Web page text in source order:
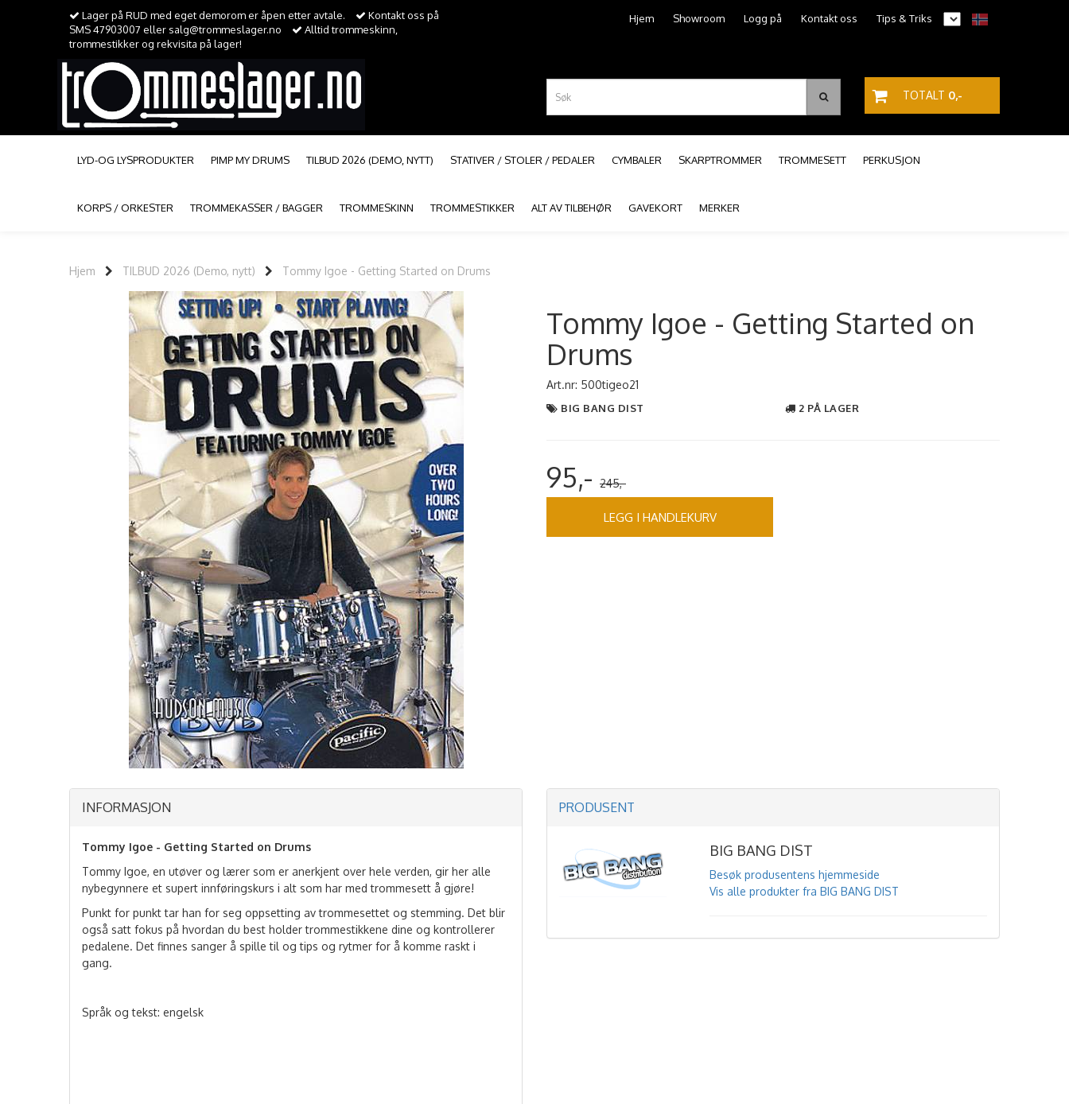
Lager på RUD med eget demorom er åpen etter avtale.
Kontakt oss på
SMS 47903007 eller salg@trommeslager.no
Alltid trommeskinn,
trommestikker og rekvisita på lager!
Hjem Showroom Logg på Kontakt oss Tips & Triks
TOTALT 0,-
LYD-OG LYSPRODUKTER PIMP MY DRUMS TILBUD 2026 (DEMO, NYTT) STATIVER / STOLER / PEDALER CYMBALER SKARPTROMMER TROMMESETT PERKUSJON
KORPS / ORKESTER TROMMEKASSER / BAGGER TROMMESKINN TROMMESTIKKER ALT AV TILBEHØR GAVEKORT MERKER
Hjem TILBUD 2026 (Demo, nytt) Tommy Igoe - Getting Started on Drums
Tommy Igoe - Getting Started on
Drums
Art.nr: 500tigeo21
BIG BANG DIST 2 PÅ LAGER
95,- 245,-
LEGG I HANDLEKURV
INFORMASJON
Tommy Igoe - Getting Started on Drums
Tommy Igoe, en utøver og lærer som er anerkjent over hele verden, gir her alle
nybegynnere et supert innføringskurs i alt som har med trommesett å gjøre!
Punkt for punkt tar han for seg oppsetting av trommesettet og stemming. Det blir
også satt fokus på hvordan du best holder trommestikkene dine og kontrollerer
pedalene. Det finnes sanger å spille til og tips og rytmer for å komme raskt i
gang.
Språk og tekst: engelsk
PRODUSENT
BIG BANG DIST
Besøk produsentens hjemmeside
Vis alle produkter fra BIG BANG DIST